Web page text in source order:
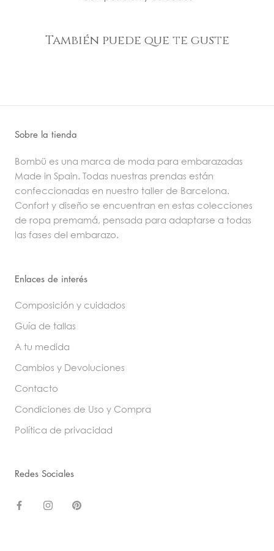
También puede que te guste
Sobre la tienda
Bombü es una marca de moda para embarazadas
Made in Spain. Todas nuestras prendas están
confeccionadas en nuestro taller de Barcelona.
Confort y diseño se encuentran en estas colecciones
de ropa premamá, pensada para adaptarse a todas
las fases del embarazo.
Enlaces de interés
Composición y cuidados
Guía de tallas
A tu medida
Cambios y Devoluciones
Contacto
Condiciones de Uso y Compra
Política de privacidad
Redes Sociales